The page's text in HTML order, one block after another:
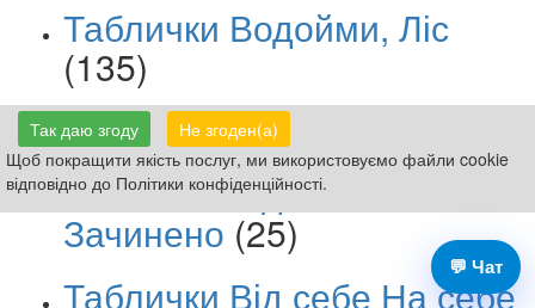
Так даю згоду
Не згоден(а)
Щоб покращити якість послуг, ми використовуємо файли cookie
відповідно до Політики конфіденційності.
Таблички Водойми, Ліс
(135)
Дорожні знаки ПДР
Таблички Відчинено
Зачинено (25)
Таблички Від себе На себе
💬 Чат